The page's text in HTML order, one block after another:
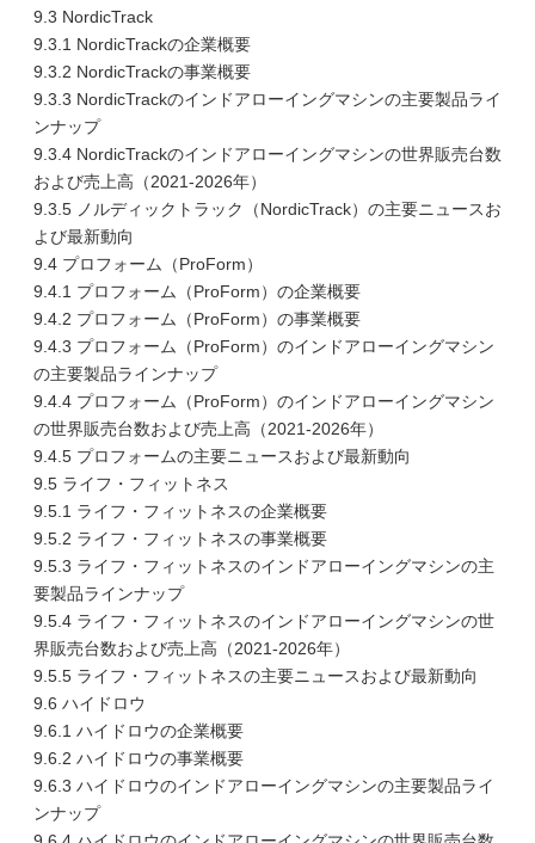
9.3 NordicTrack
9.3.1 NordicTrackの企業概要
9.3.2 NordicTrackの事業概要
9.3.3 NordicTrackのインドアローイングマシンの主要製品ライ
ンナップ
9.3.4 NordicTrackのインドアローイングマシンの世界販売台数
および売上高（2021-2026年）
9.3.5 ノルディックトラック（NordicTrack）の主要ニュースお
よび最新動向
9.4 プロフォーム（ProForm）
9.4.1 プロフォーム（ProForm）の企業概要
9.4.2 プロフォーム（ProForm）の事業概要
9.4.3 プロフォーム（ProForm）のインドアローイングマシン
の主要製品ラインナップ
9.4.4 プロフォーム（ProForm）のインドアローイングマシン
の世界販売台数および売上高（2021-2026年）
9.4.5 プロフォームの主要ニュースおよび最新動向
9.5 ライフ・フィットネス
9.5.1 ライフ・フィットネスの企業概要
9.5.2 ライフ・フィットネスの事業概要
9.5.3 ライフ・フィットネスのインドアローイングマシンの主
要製品ラインナップ
9.5.4 ライフ・フィットネスのインドアローイングマシンの世
界販売台数および売上高（2021-2026年）
9.5.5 ライフ・フィットネスの主要ニュースおよび最新動向
9.6 ハイドロウ
9.6.1 ハイドロウの企業概要
9.6.2 ハイドロウの事業概要
9.6.3 ハイドロウのインドアローイングマシンの主要製品ライ
ンナップ